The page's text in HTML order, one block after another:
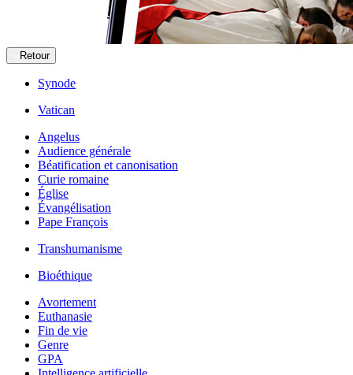
Retour
Synode
Vatican
Angelus
Audience générale
Béatification et canonisation
Curie romaine
Église
Évangélisation
Pape François
Transhumanisme
Bioéthique
Avortement
Euthanasie
Fin de vie
Genre
GPA